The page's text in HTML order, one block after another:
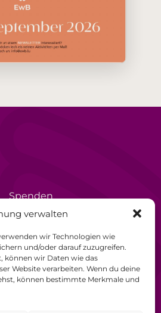
verwalten
wir Technologien wie
und/oder darauf zuzugreifen.
können wir Daten wie das
Website verarbeiten. Wenn du deine
können bestimmte Merkmale und
Spenden
Ehrenamt
Impressum
Allgemeine